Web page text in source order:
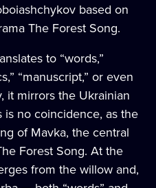
based on
The Forest Song.
to “words,”
“manuscript,” or even
it mirrors the Ukrainian
is no coincidence, as the
of Mavka, the central
Forest Song. At the
from the willow and,